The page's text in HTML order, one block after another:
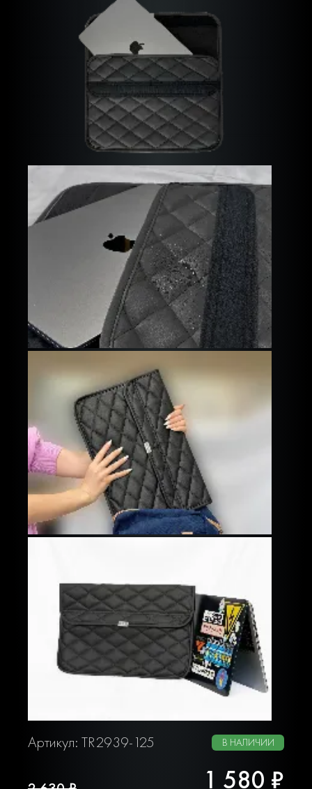
Артикул: TR2939-125 В НАЛИЧИИ
1 580 ₽